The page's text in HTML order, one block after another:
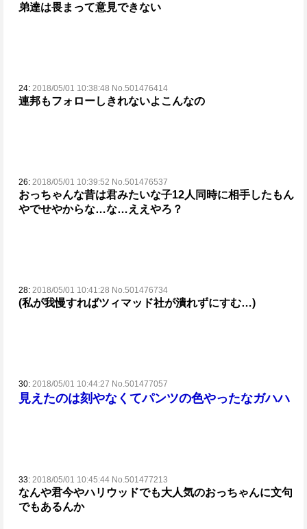
弟達は畏まって意見できない
24: 2018/05/01 10:38:48 No.501476414
連邦もフォローしきれないよこんなの
26: 2018/05/01 10:39:52 No.501476537
おっちゃんな昔は君みたいな子12人同時に相手したもん
やでせやからな…な…ええやろ？
28: 2018/05/01 10:41:28 No.501476734
(私が我慢すればツィマッド社が潰れずにすむ…)
30: 2018/05/01 10:44:27 No.501477057
見えたのは刻やなくてパンツの色やったなガハハ
33: 2018/05/01 10:45:44 No.501477213
なんや君今やハリウッドでも大人気のおっちゃんに文句
でもあるんか